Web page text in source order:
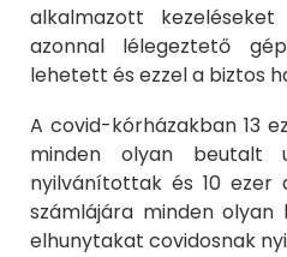
alkalmazott
azonnal lélegeztető
lehetett és ezzel a biztos
A covid-kórházakban 13
minden olyan beutalt
nyilvánítottak és 10 ezer
számlájára minden
elhunytakat covidosnak